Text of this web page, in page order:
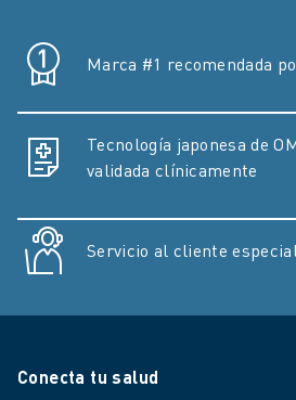
Marca #1 recomendada
Tecnología japonesa de
validada clínicamente
Servicio al cliente
Conecta tu salud